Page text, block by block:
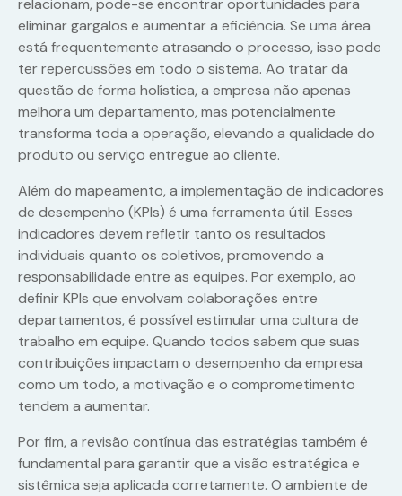
relacionam, pode-se encontrar oportunidades para
eliminar gargalos e aumentar a eficiência. Se uma área
está frequentemente atrasando o processo, isso pode
ter repercussões em todo o sistema. Ao tratar da
questão de forma holística, a empresa não apenas
melhora um departamento, mas potencialmente
transforma toda a operação, elevando a qualidade do
produto ou serviço entregue ao cliente.
Além do mapeamento, a implementação de indicadores
de desempenho (KPIs) é uma ferramenta útil. Esses
indicadores devem refletir tanto os resultados
individuais quanto os coletivos, promovendo a
responsabilidade entre as equipes. Por exemplo, ao
definir KPIs que envolvam colaborações entre
departamentos, é possível estimular uma cultura de
trabalho em equipe. Quando todos sabem que suas
contribuições impactam o desempenho da empresa
como um todo, a motivação e o comprometimento
tendem a aumentar.
Por fim, a revisão contínua das estratégias também é
fundamental para garantir que a visão estratégica e
sistêmica seja aplicada corretamente. O ambiente de